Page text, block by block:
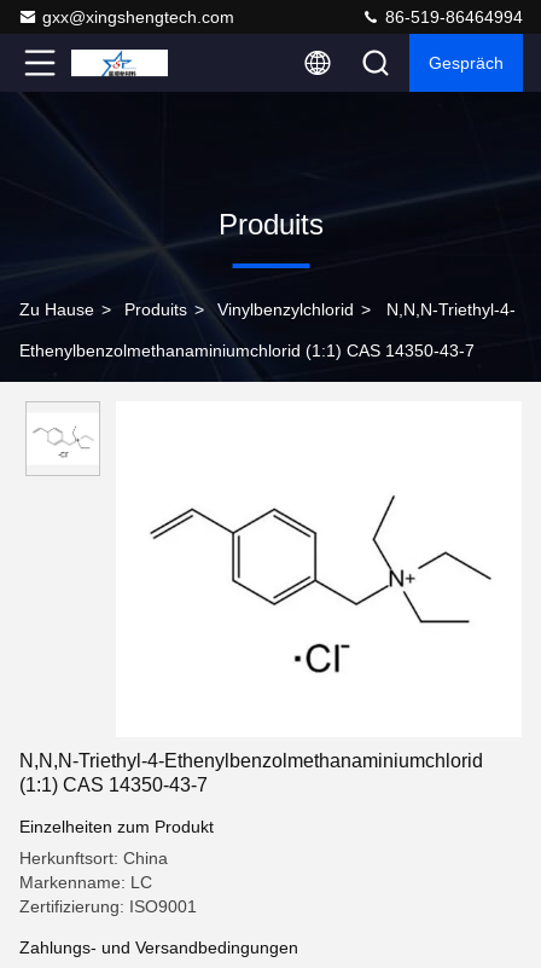
gxx@xingshengtech.com 86-519-86464994
Gespräch
Produits
Zu Hause > Produits > Vinylbenzylchlorid > N,N,N-Triethyl-4-
Ethenylbenzolmethanaminiumchlorid (1:1) CAS 14350-43-7
N,N,N-Triethyl-4-Ethenylbenzolmethanaminiumchlorid
(1:1) CAS 14350-43-7
Einzelheiten zum Produkt
Herkunftsort: China
Markenname: LC
Zertifizierung: ISO9001
Zahlungs- und Versandbedingungen